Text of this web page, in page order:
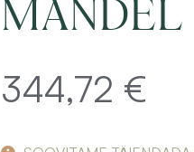
MANDEL
344,72 €